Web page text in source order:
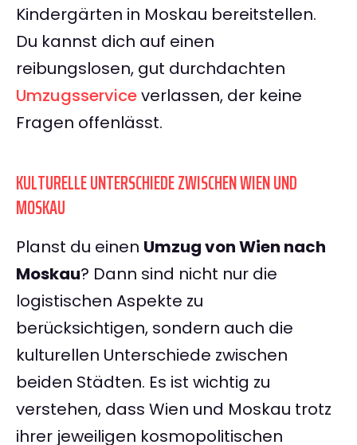
Kindergärten in Moskau bereitstellen.
Du kannst dich auf einen
reibungslosen, gut durchdachten
Umzugsserviceverlassen, der keine
Fragen offenlässt.
KULTURELLE UNTERSCHIEDE ZWISCHEN WIEN UND
MOSKAU
Planst du einen Umzug von Wien nach
Moskau? Dann sind nicht nur die
logistischen Aspekte zu
berücksichtigen, sondern auch die
kulturellen Unterschiede zwischen
beiden Städten. Es ist wichtig zu
verstehen, dass Wien und Moskau trotz
ihrer jeweiligen kosmopolitischen